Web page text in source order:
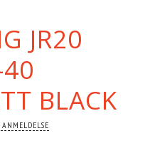
JR20
BLACK
ANMELDELSE